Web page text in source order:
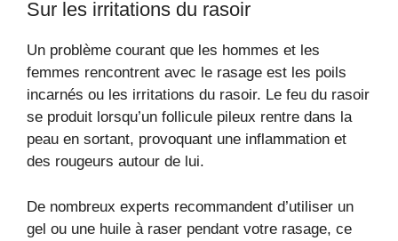
Sur les irritations du rasoir
Un problème courant que les hommes et les
femmes rencontrent avec le rasage est les poils
incarnés ou les irritations du rasoir. Le feu du rasoir
se produit lorsqu’un follicule pileux rentre dans la
peau en sortant, provoquant une inflammation et
des rougeurs autour de lui.
De nombreux experts recommandent d’utiliser un
gel ou une huile à raser pendant votre rasage, ce